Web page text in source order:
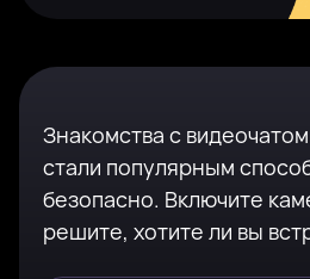
Знакомства с
стали популярным
безопасно. Включите
решите, хотите ли вы